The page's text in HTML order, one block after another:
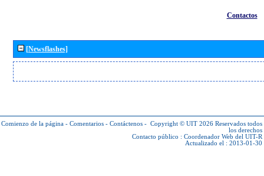
Contactos
[Newsflashes]
Comienzo de la página - Comentarios - Contáctenos - Copyright © UIT 2026 Reservados todos
los derechos
Contacto público : Coordenador Web del UIT-R
Actualizado el : 2013-01-30